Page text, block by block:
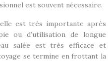
est souvent nécessaire.
est très importante après
ou d’utilisation de longue
salée est très efficace et
se termine en frottant la